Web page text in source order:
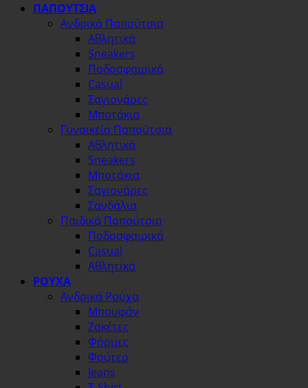
ΠΑΠΟΥΤΣΙΑ
Ανδρικά Παπούτσια
Αθλητικά
Sneakers
Ποδοσφαιρικά
Casual
Σαγιονάρες
Μποτάκια
Γυναικεία Παπούτσια
Αθλητικά
Sneakers
Μποτάκια
Σαγιονάρες
Σανδάλια
Παιδικά Παπούτσια
Ποδοσφαιρικά
Casual
Αθλητικά
ΡΟΥΧΑ
Ανδρικά Ρούχα
Μπουφάν
Ζακέτες
Φόρμες
Φούτερ
Jeans